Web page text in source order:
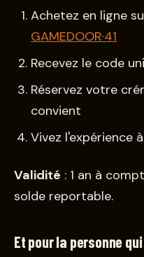
Achetez en ligne
GAMEDOOR·41
Recevez le code
Réservez votre
convient
Vivez l'expérience
Validité : 1 an à
solde reportable.
Et pour la personne